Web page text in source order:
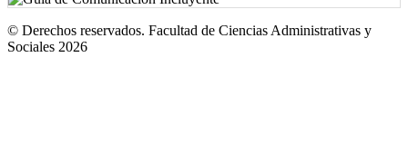
© Derechos reservados. Facultad de Ciencias Administrativas y
Sociales 2026